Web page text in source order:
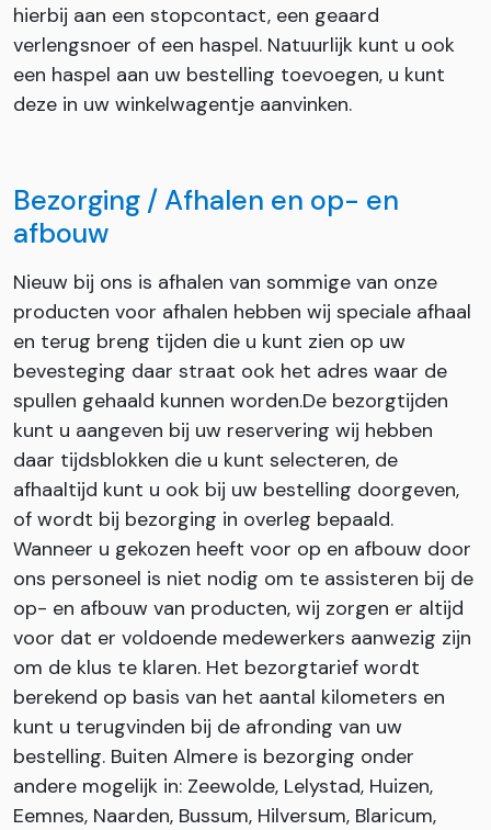
hierbij aan een stopcontact, een geaard
verlengsnoer of een haspel. Natuurlijk kunt u ook
een haspel aan uw bestelling toevoegen, u kunt
deze in uw winkelwagentje aanvinken.
Bezorging / Afhalen en op- en
afbouw
Nieuw bij ons is afhalen van sommige van onze
producten voor afhalen hebben wij speciale afhaal
en terug breng tijden die u kunt zien op uw
bevesteging daar straat ook het adres waar de
spullen gehaald kunnen worden.De bezorgtijden
kunt u aangeven bij uw reservering wij hebben
daar tijdsblokken die u kunt selecteren, de
afhaaltijd kunt u ook bij uw bestelling doorgeven,
of wordt bij bezorging in overleg bepaald.
Wanneer u gekozen heeft voor op en afbouw door
ons personeel is niet nodig om te assisteren bij de
op- en afbouw van producten, wij zorgen er altijd
voor dat er voldoende medewerkers aanwezig zijn
om de klus te klaren. Het bezorgtarief wordt
berekend op basis van het aantal kilometers en
kunt u terugvinden bij de afronding van uw
bestelling. Buiten Almere is bezorging onder
andere mogelijk in: Zeewolde, Lelystad, Huizen,
Eemnes, Naarden, Bussum, Hilversum, Blaricum,